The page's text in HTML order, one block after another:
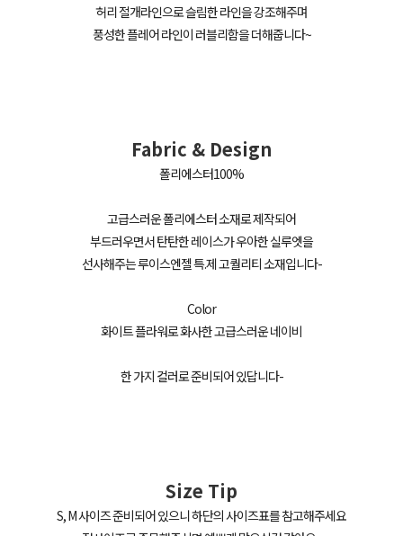
허리 절개라인으로 슬림한 라인을 강조해주며
풍성한 플레어 라인이 러블리함을 더해줍니다~
Fabric & Design
폴리에스터100%
고급스러운 폴리에스터 소재로 제작되어
부드러우면서 탄탄한 레이스가 우아한 실루엣을
선사해주는 루이스엔젤 특.제 고퀄리티 소재입니다-
Color
화이트 플라워로 화사한 고급스러운 네이비
한 가지 컬러로 준비되어 있답니다-
Size Tip
S, M 사이즈 준비되어 있으니 하단의 사이즈표를 참고해주세요